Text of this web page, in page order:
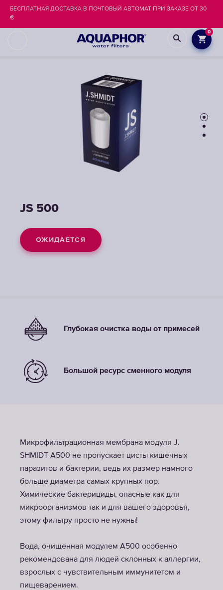
0
БЕСПЛАТНАЯ ДОСТАВКА В ПОЧТОВЫЙ АВТОМАТ ПРИ ЗАКАЗЕ ОТ 30
€
JS 500
ОЖИДАЕТСЯ
JS 500
ОЖИДАЕТСЯ
JS 500
ОЖИДАЕТСЯ
Глубокая очистка воды от примесей
Большой ресурс сменного модуля
Микрофильтрационная мембрана модуля J.
SHMIDT A500 не пропускает цисты кишечных
паразитов и бактерии, ведь их размер намного
больше диаметра самых крупных пор.
Химические бактерициды, опасные как для
микроорганизмов так и для вашего здоровья,
этому фильтру просто не нужны!
Вода, очищенная модулем А500 особенно
рекомендована для людей склонных к аллергии,
взрослых с чувствительным иммунитетом и
пищеварением.